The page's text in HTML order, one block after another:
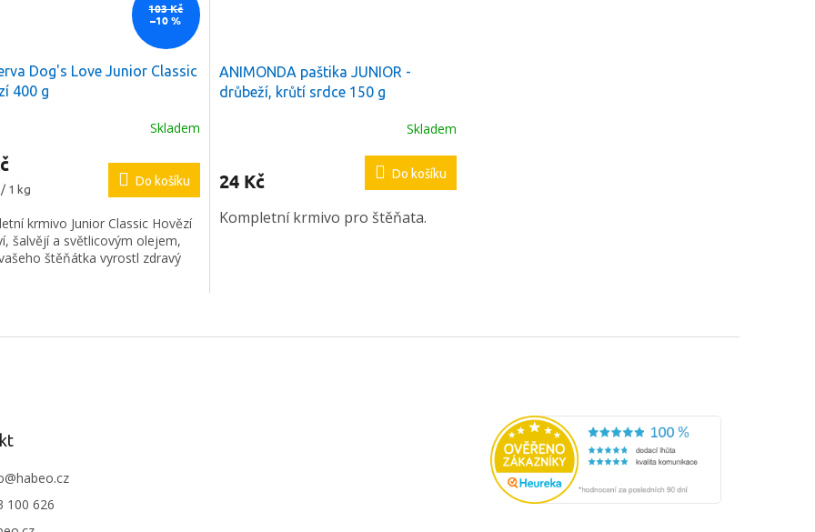
103 Kč
–10 %
Dog's Love Junior Classic
400 g
Skladem
/ 1 kg
Do košíku
krmivo Junior Classic Hovězí
šalvějí a světlicovým olejem,
štěňátka vyrostl zdravý
ANIMONDA paštika JUNIOR -
drůbeží, krůtí srdce 150 g
Skladem
24 Kč Do košíku
Kompletní krmivo pro štěňata.
v
@habeo.cz
100 626